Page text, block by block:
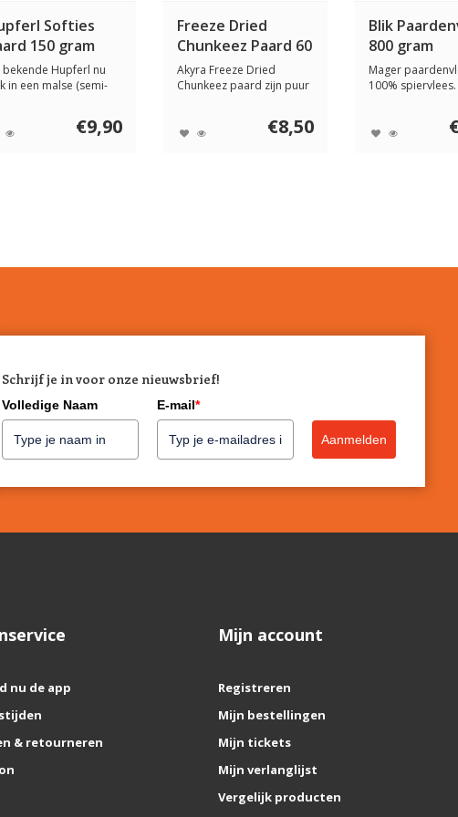
Softies
150 gram
bekende Hupferl nu
in een malse (semi-
€9,90
Freeze Dried
Chunkeez Paard 60
gram
Akyra Freeze Dried
Chunkeez paard zijn puur
€8,50
Blik
800 gram
Mager
100% spiervlees.
Schrijf je in voor onze nieuwsbrief!
Volledige Naam E-mail*
Aanmelden
nu de app
& retourneren
Mijn account
Registreren
Mijn bestellingen
Mijn tickets
Mijn verlanglijst
Vergelijk producten